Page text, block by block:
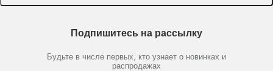
Химические реактивы, препараты, наборы
Производители
Доставка и оплата
Мобильное приложение
Партнеры
Подпишитесь на рассылку
Будьте в числе первых, кто узнает о новинках и
распродажах